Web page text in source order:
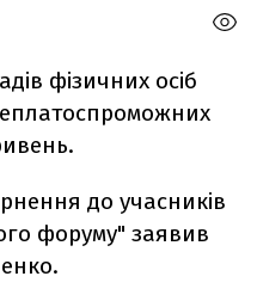
фізичних осіб
до учасників
форуму" заявив